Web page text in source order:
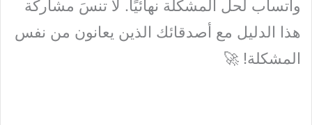
واتساب لحل المشكلة نهائيًا. لا تنسَ مشاركة
هذا الدليل مع أصدقائك الذين يعانون من نفس
المشكلة! 🚀